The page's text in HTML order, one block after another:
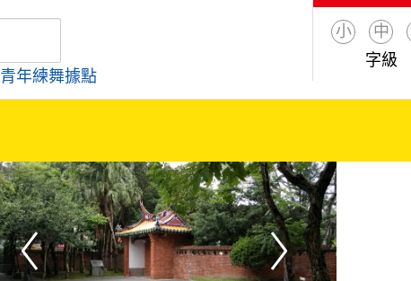
青年練舞據點
小 中
字級